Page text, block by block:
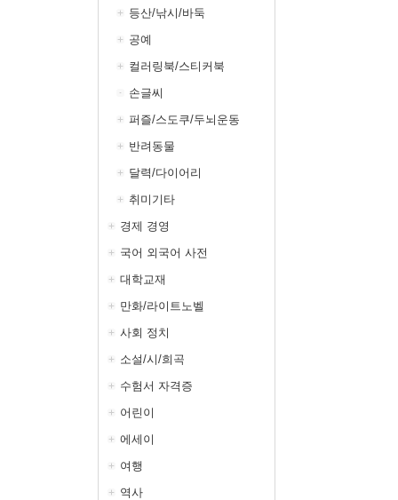
등산/낚시/바둑
공예
컬러링북/스티커북
손글씨
퍼즐/스도쿠/두뇌운동
반려동물
달력/다이어리
취미기타
경제 경영
국어 외국어 사전
대학교재
만화/라이트노벨
사회 정치
소설/시/희곡
수험서 자격증
어린이
에세이
여행
역사